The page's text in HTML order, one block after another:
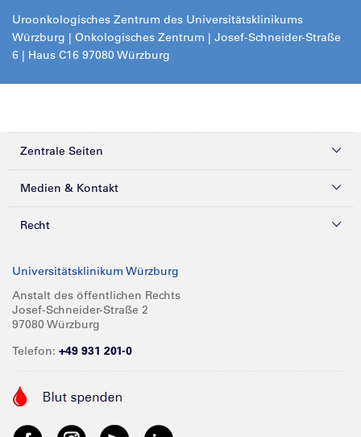
Uroonkologisches Zentrum des Universitätsklinikums
Würzburg | Onkologisches Zentrum | Josef-Schneider-Straße
6 | Haus C16 97080 Würzburg
Zentrale Seiten
Kliniken & Zentren
Forschung
Karriere
Medien & Kontakt
Presse
Glossar
Spenden
Anreise
Recht
Compliance
Impressum
Barrierefreiheit
Universitätsklinikum Würzburg
Anstalt des öffentlichen Rechts
Josef-Schneider-Straße 2
97080 Würzburg
Telefon: +49 931 201-0